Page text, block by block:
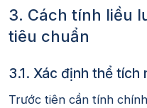
3. Cách tính liều
tiêu chuẩn
3.1. Xác định thể tích
Trước tiên cần tính